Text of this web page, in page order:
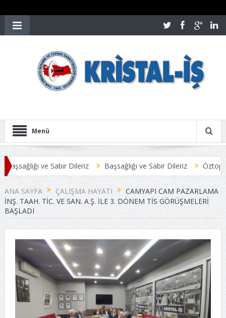
Menü
ve Sabır Dileriz Başsağlığı ve Sabır Dileriz
ANA SAYFA ÇALIŞMA HAYATI
CAMYAPI CAM PAZARLAMA
İNŞ. TAAH. TİC. VE SAN. A.Ş. İLE 3. DÖNEM TİS GÖRÜŞMELERİ
BAŞLADI